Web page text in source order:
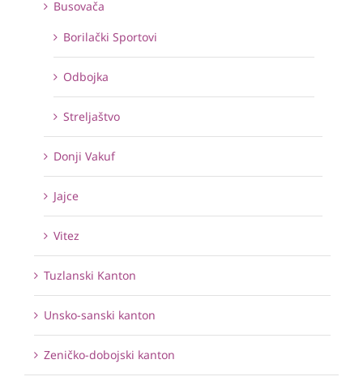
Busovača
Borilački Sportovi
Odbojka
Streljaštvo
Donji Vakuf
Jajce
Vitez
Tuzlanski Kanton
Unsko-sanski kanton
Zeničko-dobojski kanton